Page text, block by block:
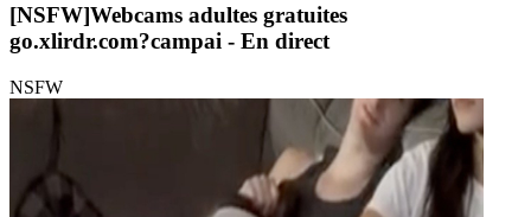
[NSFW]Webcams adultes gratuites
go.xlirdr.com?campai - En direct
NSFW